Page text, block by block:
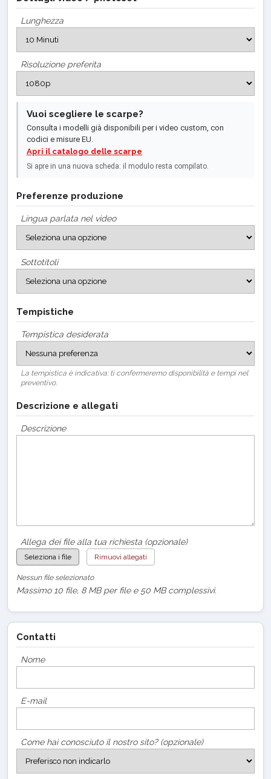
Lunghezza
Risoluzione preferita
Vuoi scegliere le scarpe?
Consulta i modelli già disponibili per i video custom, con
codici e misure EU.
Apri il catalogo delle scarpe
Si apre in una nuova scheda: il modulo resta compilato.
Preferenze produzione
Lingua parlata nel video
Sottotitoli
Tempistiche
Tempistica desiderata
La tempistica è indicativa: ti confermeremo disponibilità e tempi nel
preventivo.
Descrizione e allegati
Descrizione
Allega dei file alla tua richiesta (opzionale)
Seleziona i file Rimuovi allegati
Nessun file selezionato
Massimo 10 file, 8 MB per file e 50 MB complessivi.
Contatti
Nome
E-mail
Come hai conosciuto il nostro sito? (opzionale)